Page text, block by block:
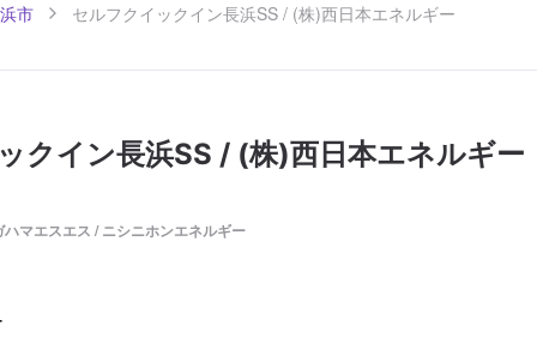
市 セルフクイックイン長浜SS / (株)西日本エネルギー
クイン長浜SS / (株)西日本エネルギー
マエスエス / ニシニホンエネルギー